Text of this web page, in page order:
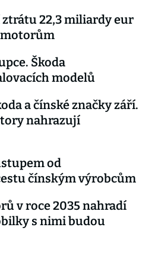
22,3 miliardy eur
motorům
Škoda
modelů
a čínské značky září.
nahrazují
od
čínským výrobcům
v roce 2035 nahradí
s nimi budou